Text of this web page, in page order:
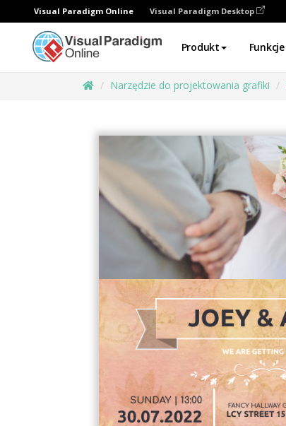
Visual Paradigm Online Visual Paradigm Desktop
Produkt Funkcje
Narzędzie do projektowania grafiki